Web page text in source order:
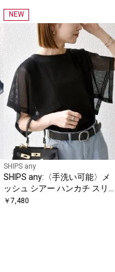
NEW
SHIPS any
SHIPS any:〈手洗い可能〉メ
ッシュ シアー ハンカチ スリー
ブ ドッキング TEE
￥ 7,480